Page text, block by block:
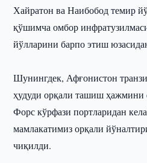
Хайратон ва Наибобод темир
қўшимча омбор
йўлларини барпо этиш
Шунингдек, Афғонистон
ҳудуди орқали ташиш
Форс кўрфази портларидан
мамлакатимиз орқали
чиқилди.